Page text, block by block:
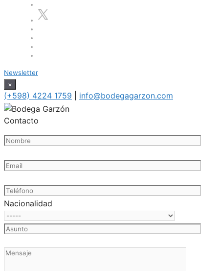
Newsletter
×
(+598) 4224 1759 info@bodegagarzon.com
Contacto
Nacionalidad